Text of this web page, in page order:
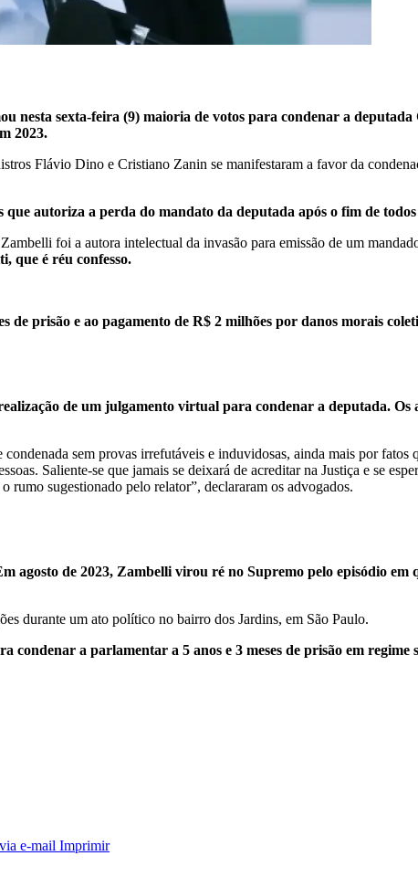
sexta-feira (9) maioria de votos para condenar a deputada
2023.
Flávio Dino e Cristiano Zanin se manifestaram a favor da
autoriza a perda do mandato da deputada após o fim de todos
foi a autora intelectual da invasão para emissão de um
que é réu confesso.
de prisão e ao pagamento de R$ 2 milhões por danos morais
de um julgamento virtual para condenar a deputada.
sem provas irrefutáveis e induvidosas, ainda mais por
Saliente-se que jamais se deixará de acreditar na Justiça e se
rumo sugestionado pelo relator”, declararam os advogados.
agosto de 2023, Zambelli virou ré no Supremo pelo episódio
durante um ato político no bairro dos Jardins, em São Paulo.
condenar a parlamentar a 5 anos e 3 meses de prisão em
e-mail Imprimir